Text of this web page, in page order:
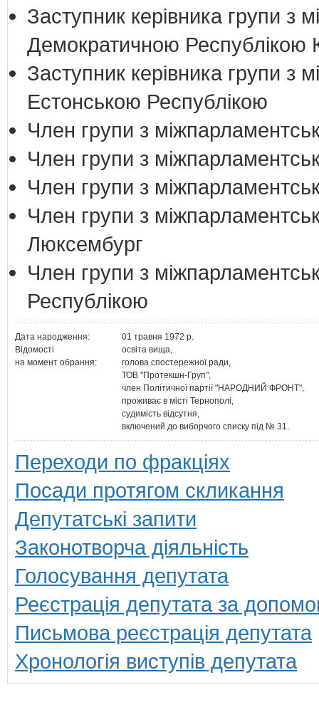
Заступник керівника групи з
Демократичною Республікою
Заступник керівника групи з
Естонською Республікою
Член групи з
Член групи з
Член групи з
Член групи з
Люксембург
Член групи з
Республікою
Дата народження:
01 травня 1972 р.
Відомості
на момент обрання:
освіта вища,
голова спостережної ради,
ТОВ "Протекшн-Груп",
член Політичної партії "НАРОДНИЙ ФРОНТ",
проживає в місті Тернополі,
судимість відсутня,
включений до виборчого списку під № 31.
Переходи по фракціях
Посади протягом скликання
Депутатські запити
Законотворча діяльність
Голосування депутата
Реєстрація депутата за
Письмова реєстрація депутата
Хронологія виступів депутата